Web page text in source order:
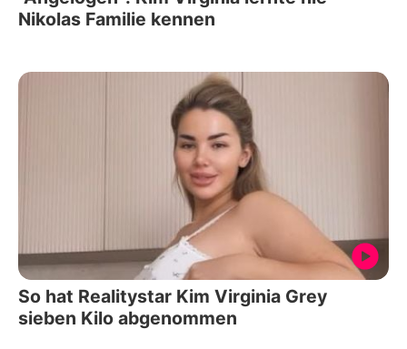
Nikolas Familie kennen
So hat Realitystar Kim Virginia Grey
sieben Kilo abgenommen